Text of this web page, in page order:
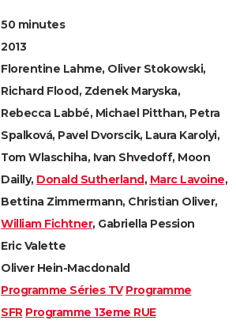
50 minutes
2013
Florentine Lahme, Oliver Stokowski,
Richard Flood, Zdenek Maryska,
Rebecca Labbé, Michael Pitthan, Petra
Spalková, Pavel Dvorscik, Laura Karolyi,
Tom Wlaschiha, Ivan Shvedoff, Moon
Dailly, Donald Sutherland, Marc Lavoine,
Bettina Zimmermann, Christian Oliver,
William Fichtner, Gabriella Pession
Eric Valette
Oliver Hein-Macdonald
Programme Séries TV Programme
SFR Programme 13eme RUE